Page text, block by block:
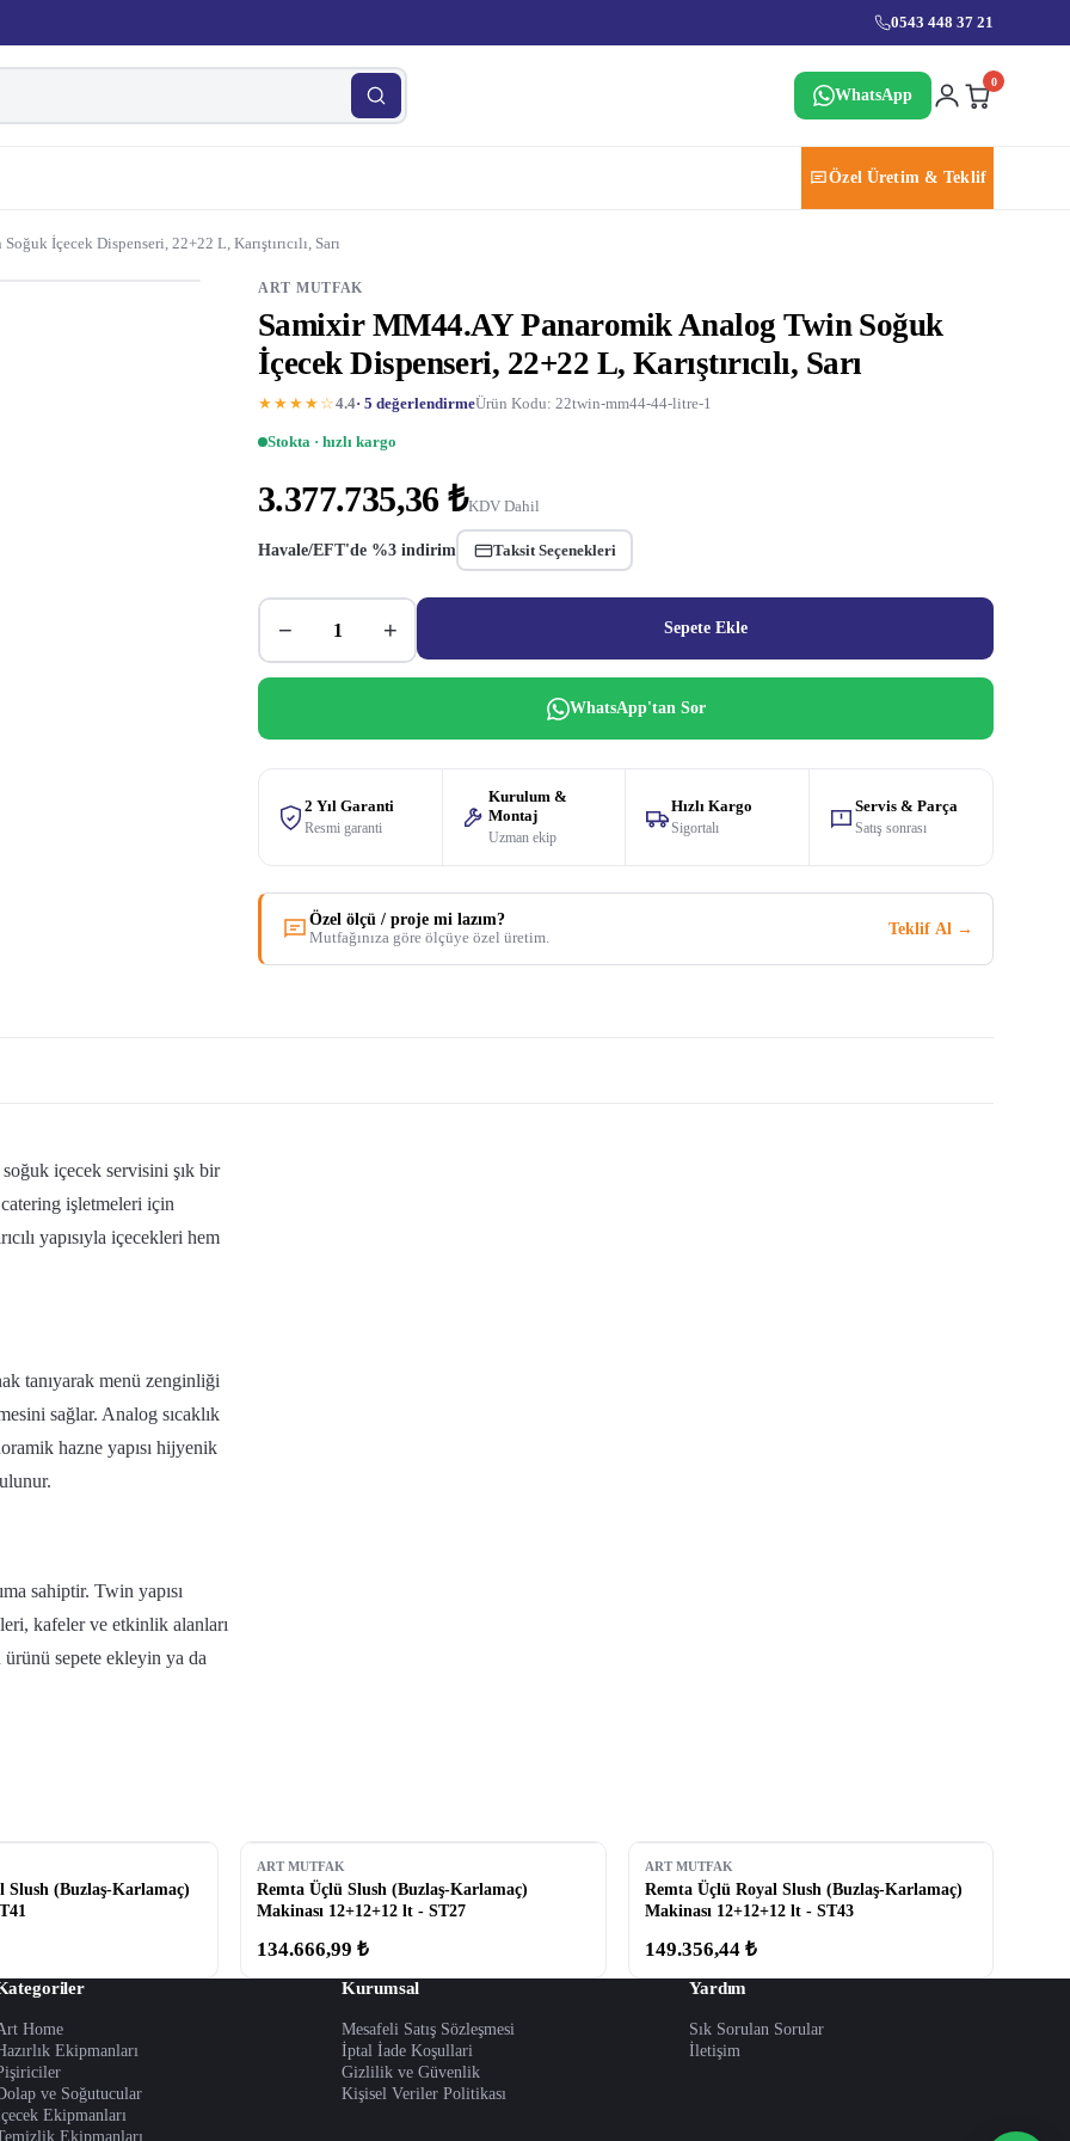
0543 448 37 21
WhatsApp
0
Özel Üretim & Teklif
İçecek Dispenseri, 22+22 L, Karıştırıcılı, Sarı
ART MUTFAK
Samixir MM44.AY Panaromik Analog Twin Soğuk
İçecek Dispenseri, 22+22 L, Karıştırıcılı, Sarı
★★★★☆4.4· 5 değerlendirmeÜrün Kodu: 22twin-mm44-44-litre-1
Stokta · hızlı kargo
3.377.735,36 ₺KDV Dahil
Havale/EFT'de %3 indirim Taksit Seçenekleri
− + Sepete Ekle
WhatsApp'tan Sor
2 Yıl Garanti
Resmi garanti
Kurulum &
Montaj
Uzman ekip
Hızlı Kargo
Sigortalı
Servis & Parça
Satış sonrası
Özel ölçü / proje mi lazım?
Mutfağınıza göre ölçüye özel üretim.
Teklif Al →
içecek servisini şık bir
işletmeleri için
yapısıyla içecekleri hem
tanıyarak menü zenginliği
sağlar. Analog sıcaklık
hazne yapısı hijyenik
sahiptir. Twin yapısı
kafeler ve etkinlik alanları
sepete ekleyin ya da
Slush (Buzlaş-Karlamaç)
ART MUTFAK
Remta Üçlü Slush (Buzlaş-Karlamaç)
Makinası 12+12+12 lt - ST27
134.666,99 ₺
ART MUTFAK
Remta Üçlü Royal Slush (Buzlaş-Karlamaç)
Makinası 12+12+12 lt - ST43
149.356,44 ₺
Home
Ekipmanları
ve Soğutucular
Ekipmanları
Ekipmanları
Kurumsal
Mesafeli Satış Sözleşmesi
İptal İade Koşullari
Gizlilik ve Güvenlik
Kişisel Veriler Politikası
Yardım
Sık Sorulan Sorular
İletişim